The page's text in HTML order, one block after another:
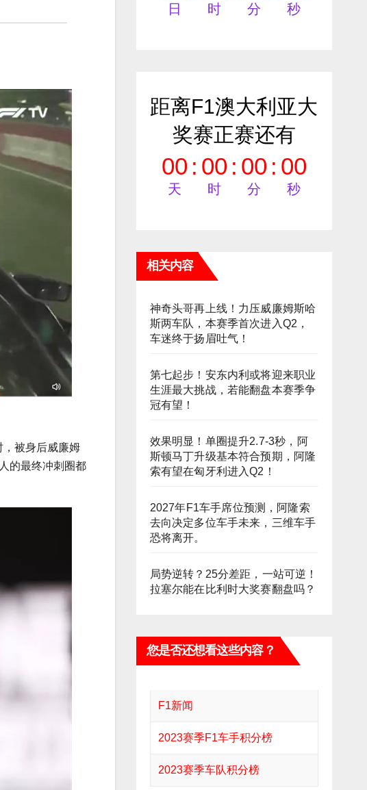
被身后威廉姆
的最终冲刺圈都
日 时 分 秒
距离F1澳大利亚大
奖赛正赛还有
00
天
: 00
时
: 00
分
: 00
秒
相关内容
神奇头哥再上线！力压威廉姆斯哈
斯两车队，本赛季首次进入Q2，
车迷终于扬眉吐气！
第七起步！安东内利或将迎来职业
生涯最大挑战，若能翻盘本赛季争
冠有望！
效果明显！单圈提升2.7-3秒，阿
斯顿马丁升级基本符合预期，阿隆
索有望在匈牙利进入Q2！
2027年F1车手席位预测，阿隆索
去向决定多位车手未来，三维车手
恐将离开。
局势逆转？25分差距，一站可逆！
拉塞尔能在比利时大奖赛翻盘吗？
您是否还想看这些内容？
F1新闻
2023赛季F1车手积分榜
2023赛季车队积分榜